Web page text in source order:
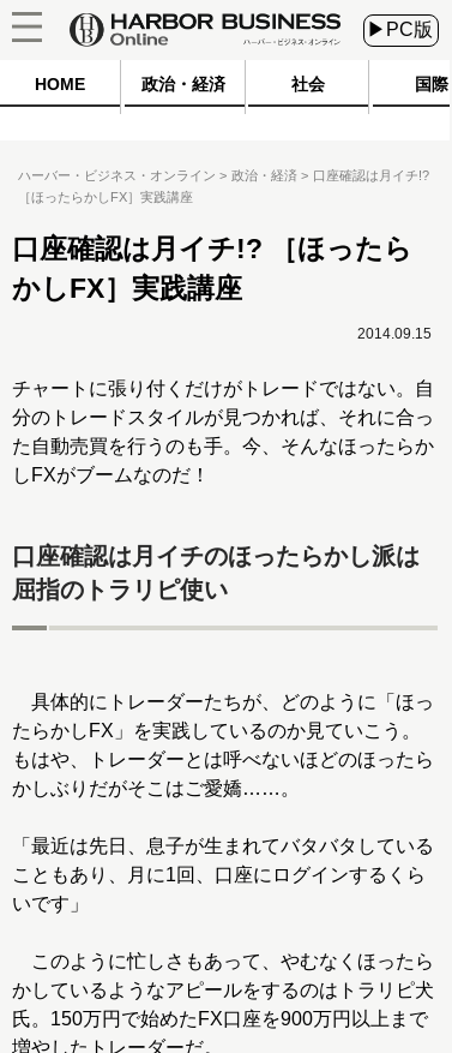
▶PC版
HOME 政治・経済 社会 国際
ハーバー・ビジネス・オンライン 政治・経済
口座確認は月イチ!?
［ほったらかしFX］実践講座
口座確認は月イチ!? ［ほったら
かしFX］実践講座
2014.09.15
チャートに張り付くだけがトレードではない。自
分のトレードスタイルが見つかれば、それに合っ
た自動売買を行うのも手。今、そんなほったらか
しFXがブームなのだ！
口座確認は月イチのほったらかし派は
屈指のトラリピ使い
具体的にトレーダーたちが、どのように「ほっ
たらかしFX」を実践しているのか見ていこう。
もはや、トレーダーとは呼べないほどのほったら
かしぶりだがそこはご愛嬌……。
「最近は先日、息子が生まれてバタバタしている
こともあり、月に1回、口座にログインするくら
いです」
このように忙しさもあって、やむなくほったら
かしているようなアピールをするのはトラリピ犬
氏。150万円で始めたFX口座を900万円以上まで
増やしたトレーダーだ。